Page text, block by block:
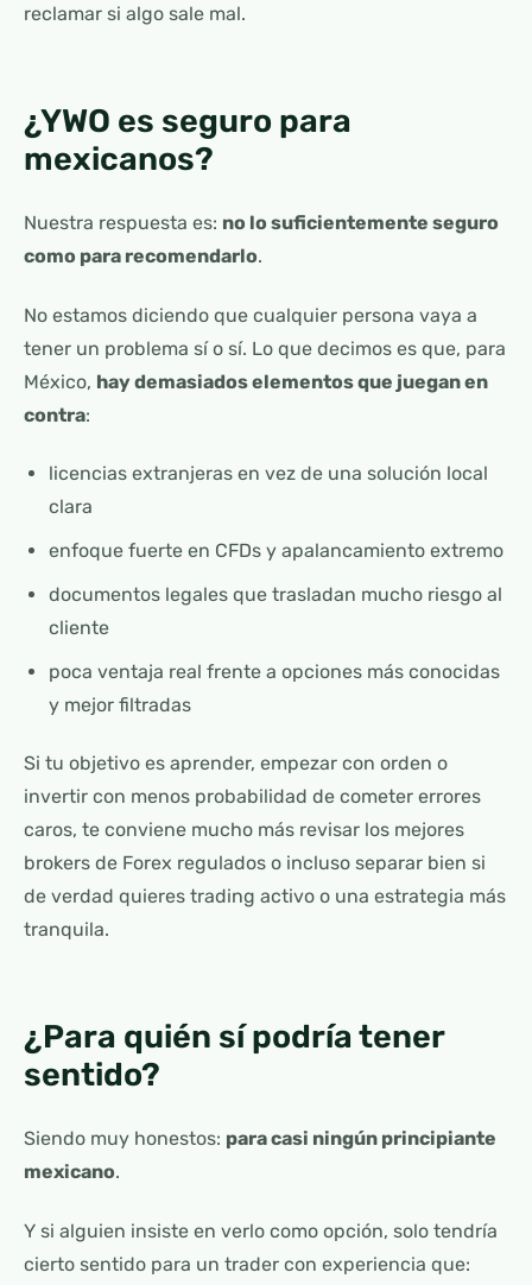
reclamar si algo sale mal.
¿YWO es seguro para
mexicanos?
Nuestra respuesta es: no lo suficientemente seguro
como para recomendarlo.
No estamos diciendo que cualquier persona vaya a
tener un problema sí o sí. Lo que decimos es que, para
México, hay demasiados elementos que juegan en
contra:
licencias extranjeras en vez de una solución local
clara
enfoque fuerte en CFDs y apalancamiento extremo
documentos legales que trasladan mucho riesgo al
cliente
poca ventaja real frente a opciones más conocidas
y mejor filtradas
Si tu objetivo es aprender, empezar con orden o
invertir con menos probabilidad de cometer errores
caros, te conviene mucho más revisar los mejores
brokers de Forex regulados o incluso separar bien si
de verdad quieres trading activo o una estrategia más
tranquila.
¿Para quién sí podría tener
sentido?
Siendo muy honestos: para casi ningún principiante
mexicano.
Y si alguien insiste en verlo como opción, solo tendría
cierto sentido para un trader con experiencia que: